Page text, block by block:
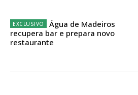
Planos de
Faça-se assinante do Região de Cister e
Sendo assinante terá acesso a todos os
Água de Madeiros
recupera bar e prepara novo
restaurante